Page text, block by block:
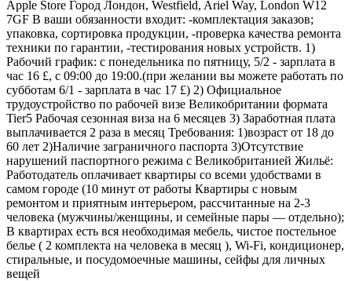
Apple Store Город Лондон, Westfield, Ariel Way, London W12
7GF В ваши обязанности входит: -комплектация заказов;
упаковка, сортировка продукции, -проверка качества ремонта
техники по гарантии, -тестирования новых устройств. 1)
Рабочий график: с понедельника по пятницу, 5/2 - зарплата в
час 16 £, с 09:00 до 19:00.(при желании вы можете работать по
субботам 6/1 - зарплата в час 17 £) 2) Официальное
трудоустройство по рабочей визе Великобритании формата
Tier5 Рабочая сезонная виза на 6 месяцев 3) Заработная плата
выплачивается 2 раза в месяц Требования: 1)возраст от 18 до
60 лет 2)Наличие заграничного паспорта 3)Отсутствие
нарушений паспортного режима с Великобританией Жильё:
Работодатель оплачивает квартиры со всеми удобствами в
самом городе (10 минут от работы Квартиры с новым
ремонтом и приятным интерьером, рассчитанные на 2-3
человека (мужчины/женщины, и семейные пары — отдельно);
В квартирах есть вся необходимая мебель, чистое постельное
белье ( 2 комплекта на человека в месяц ), Wi-Fi, кондиционер,
стиральные, и посудомоечные машины, сейфы для личных
вещей